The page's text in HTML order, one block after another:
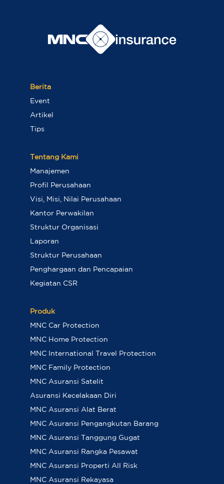
Berita
Event
Artikel
Tips
Tentang Kami
Manajemen
Profil Perusahaan
Visi, Misi, Nilai Perusahaan
Kantor Perwakilan
Struktur Organisasi
Laporan
Struktur Perusahaan
Penghargaan dan Pencapaian
Kegiatan CSR
Produk
MNC Car Protection
MNC Home Protection
MNC International Travel Protection
MNC Family Protection
MNC Asuransi Satelit
Asuransi Kecelakaan Diri
MNC Asuransi Alat Berat
MNC Asuransi Pengangkutan Barang
MNC Asuransi Tanggung Gugat
MNC Asuransi Rangka Pesawat
MNC Asuransi Properti All Risk
MNC Asuransi Rekayasa